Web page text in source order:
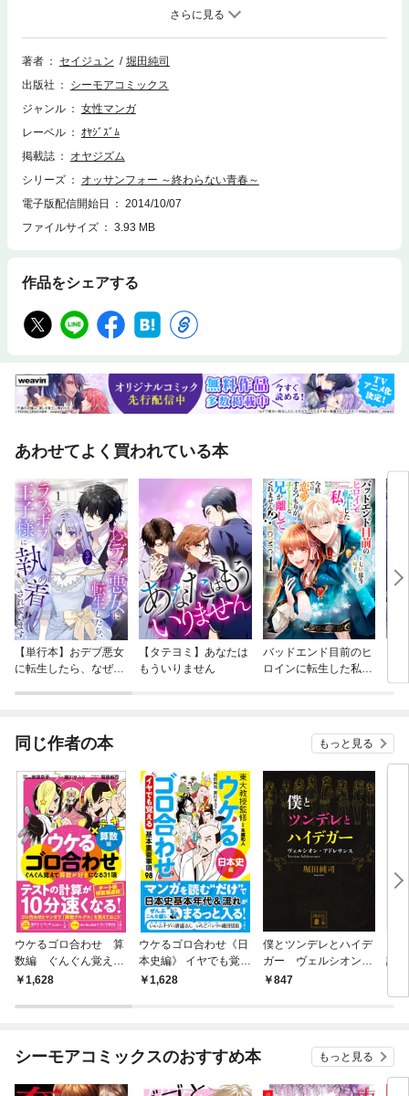
だけやりたいねん。どうなってもええ」負の情熱で腹をくくった大阪のオ
ッサン4人が、市政の大物相手に大型詐欺を仕掛ける！ 狙うはカネか、そ
れとも女の心か！？ 大人にはどうしてもなりきれないが、ここで一発、大
仕事をやってこましたれ！！ 【オヤジズム】
著者 セイジュン
堀田純司
出版社
シーモアコミックス
ジャンル
女性マンガ
レーベル
ｵﾔｼﾞｽﾞﾑ
掲載誌
オヤジズム
シリーズ
オッサンフォー ～終わらない青春～
電子版配信開始日
2014/10/07
ファイルサイズ
3.93 MB
作品をシェアする
あわせてよく買われている本
【単行本】おデブ悪女
に転生したら、なぜか
【タテヨミ】あなたは
もういりません
バッドエンド目前のヒ
ロインに転生した私、
同じ作者の本 もっと見る
ウケるゴロ合わせ 算
数編 ぐんぐん覚えて
算数が好きになる31項
1,628
ウケるゴロ合わせ《日
本史編》 イヤでも覚え
る基本重要事項98
1,628
僕とツンデレとハイデ
ガー ヴェルシオン・
アドレサンス
847
誌
シーモアコミックスのおすすめ本 もっと見る